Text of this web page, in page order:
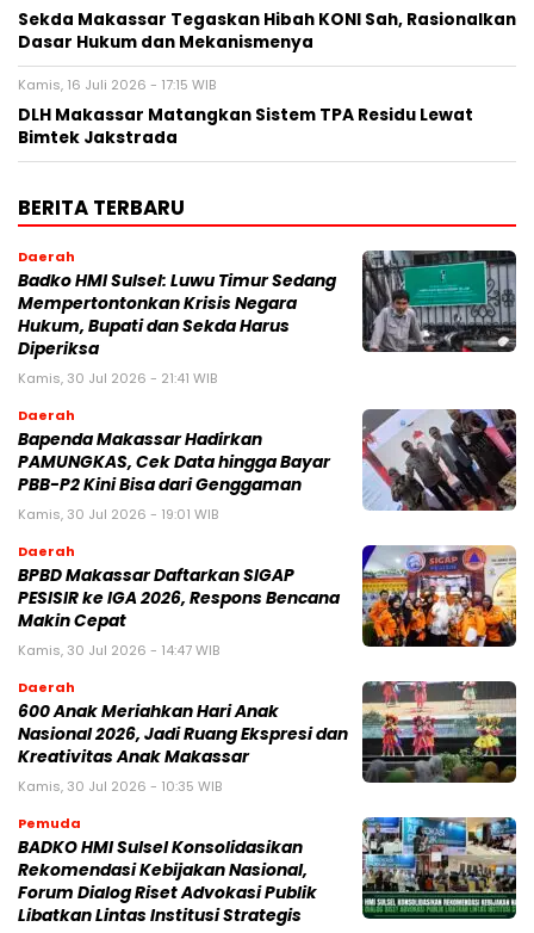
Sekda Makassar Tegaskan Hibah KONI Sah, Rasionalkan
Dasar Hukum dan Mekanismenya
Kamis, 16 Juli 2026 - 17:15 WIB
DLH Makassar Matangkan Sistem TPA Residu Lewat
Bimtek Jakstrada
BERITA TERBARU
Daerah
Badko HMI Sulsel: Luwu Timur Sedang
Mempertontonkan Krisis Negara
Hukum, Bupati dan Sekda Harus
Diperiksa
Kamis, 30 Jul 2026 - 21:41 WIB
Daerah
Bapenda Makassar Hadirkan
PAMUNGKAS, Cek Data hingga Bayar
PBB-P2 Kini Bisa dari Genggaman
Kamis, 30 Jul 2026 - 19:01 WIB
Daerah
BPBD Makassar Daftarkan SIGAP
PESISIR ke IGA 2026, Respons Bencana
Makin Cepat
Kamis, 30 Jul 2026 - 14:47 WIB
Daerah
600 Anak Meriahkan Hari Anak
Nasional 2026, Jadi Ruang Ekspresi dan
Kreativitas Anak Makassar
Kamis, 30 Jul 2026 - 10:35 WIB
Pemuda
BADKO HMI Sulsel Konsolidasikan
Rekomendasi Kebijakan Nasional,
Forum Dialog Riset Advokasi Publik
Libatkan Lintas Institusi Strategis